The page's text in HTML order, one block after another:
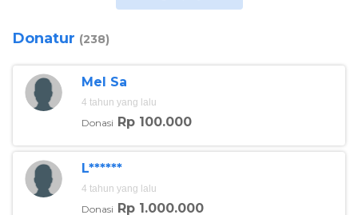
Dalam proses pembangunan rumah ini pun, kakek
barunya yang berisi dua kamar, kamar mandi, ruang
tengah dan dapur ini.
Dia juga tertegun sedih ketika rumah yang belasan
rasa sedihnya ini langsung digantikan oleh tangis
bahagia saat dirinya untuk pertama kali masuk ke
rumah barunya.
Donatur (238)
Mel Sa
4 tahun yang lalu
Donasi Rp 100.000
L******
4 tahun yang lalu
Donasi Rp 1.000.000